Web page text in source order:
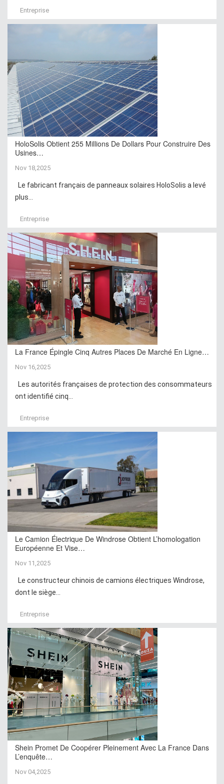
Entreprise
HoloSolis Obtient 255 Millions De Dollars Pour Construire Des
Usines…
Nov 18,2025
Le fabricant français de panneaux solaires HoloSolis a levé
plus...
Entreprise
La France Épingle Cinq Autres Places De Marché En Ligne…
Nov 16,2025
Les autorités françaises de protection des consommateurs
ont identifié cinq...
Entreprise
Le Camion Électrique De Windrose Obtient L’homologation
Européenne Et Vise…
Nov 11,2025
Le constructeur chinois de camions électriques Windrose,
dont le siège...
Entreprise
Shein Promet De Coopérer Pleinement Avec La France Dans
L’enquête…
Nov 04,2025